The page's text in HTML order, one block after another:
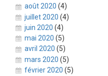
août 2020 (4)
juillet 2020 (4)
juin 2020 (4)
mai 2020 (5)
avril 2020 (5)
mars 2020 (5)
février 2020 (5)